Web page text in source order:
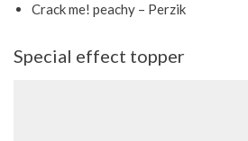
Crack me! peachy – Perzik
Special effect topper